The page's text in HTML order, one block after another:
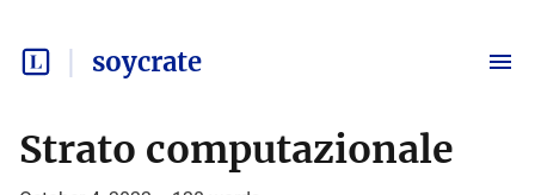
soycrate
Strato computazionale